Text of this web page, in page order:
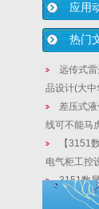
应用
热门
远传式
品设计(大
差压式
线可不能马
【3151
电气柜工控
3151数
视的接线方